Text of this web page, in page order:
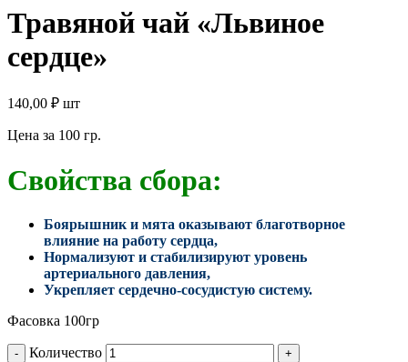
Травяной чай «Львиное
сердце»
140,00 ₽ шт
Цена за 100 гр.
Свойства сбора:
Боярышник и мята оказывают благотворное
влияние на работу сердца,
Нормализуют и стабилизируют уровень
артериального давления,
Укрепляет сердечно-сосудистую систему.
Фасовка 100гр
Количество